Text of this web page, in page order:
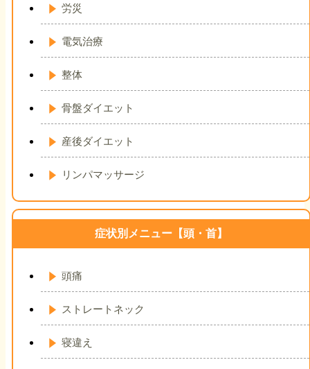
労災
電気治療
整体
骨盤ダイエット
産後ダイエット
リンパマッサージ
症状別メニュー【頭・首】
頭痛
ストレートネック
寝違え